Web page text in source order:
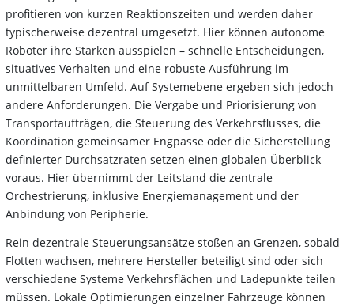
profitieren von kurzen Reaktionszeiten und werden daher
typischerweise dezentral umgesetzt. Hier können autonome
Roboter ihre Stärken ausspielen – schnelle Entscheidungen,
situatives Verhalten und eine robuste Ausführung im
unmittelbaren Umfeld. Auf Systemebene ergeben sich jedoch
andere Anforderungen. Die Vergabe und Priorisierung von
Transportaufträgen, die Steuerung des Verkehrsflusses, die
Koordination gemeinsamer Engpässe oder die Sicherstellung
definierter Durchsatzraten setzen einen globalen Überblick
voraus. Hier übernimmt der Leitstand die zentrale
Orchestrierung, inklusive Energiemanagement und der
Anbindung von Peripherie.
Rein dezentrale Steuerungsansätze stoßen an Grenzen, sobald
Flotten wachsen, mehrere Hersteller beteiligt sind oder sich
verschiedene Systeme Verkehrsflächen und Ladepunkte teilen
müssen. Lokale Optimierungen einzelner Fahrzeuge können